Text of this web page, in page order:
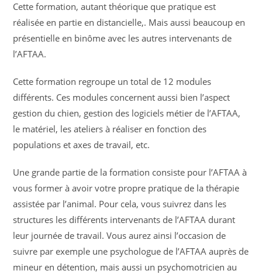
Cette formation, autant théorique que pratique est
réalisée en partie en distancielle,. Mais aussi beaucoup en
présentielle en binôme avec les autres intervenants de
l’AFTAA.
Cette formation regroupe un total de 12 modules
différents. Ces modules concernent aussi bien l’aspect
gestion du chien, gestion des logiciels métier de l’AFTAA,
le matériel, les ateliers à réaliser en fonction des
populations et axes de travail, etc.
Une grande partie de la formation consiste pour l’AFTAA à
vous former à avoir votre propre pratique de la thérapie
assistée par l’animal. Pour cela, vous suivrez dans les
structures les différents intervenants de l’AFTAA durant
leur journée de travail. Vous aurez ainsi l’occasion de
suivre par exemple une psychologue de l’AFTAA auprès de
mineur en détention, mais aussi un psychomotricien au